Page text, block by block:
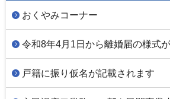
おくやみコーナー
令和8年4月1日から離婚届の様式
戸籍に振り仮名が記載されます